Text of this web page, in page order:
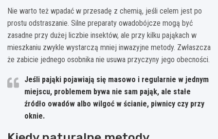
Nie warto też wpadać w przesadę z chemią, jeśli celem jest po
prostu odstraszanie. Silne preparaty owadobójcze mogą być
zasadne przy dużej liczbie insektów, ale przy kilku pająkach w
mieszkaniu zwykle wystarczą mniej inwazyjne metody. Zwłaszcza
że zabicie jednego osobnika nie usuwa przyczyny jego obecności.
Jeśli pająki pojawiają się masowo i regularnie w jednym
miejscu, problemem bywa nie sam pająk, ale stałe
źródło owadów albo wilgoć w ścianie, piwnicy czy przy
oknie.